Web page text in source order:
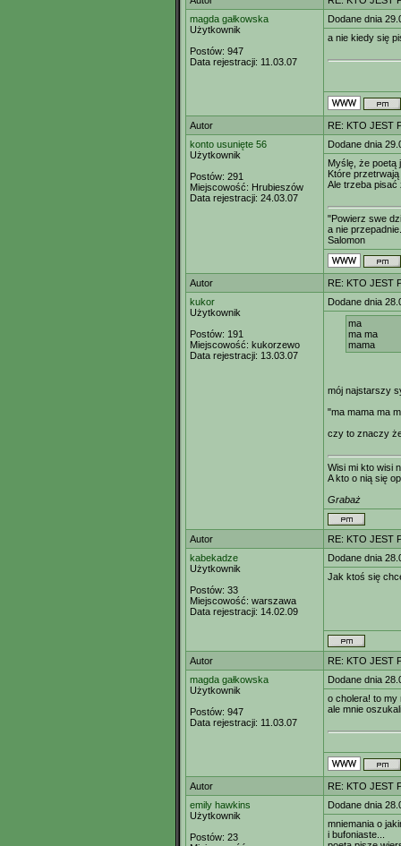
magda gałkowska
Użytkownik
Postów: 947
Data rejestracji: 11.03.07
Dodane dnia
a nie kiedy się
Autor
RE: KTO JEST
konto usunięte 56
Użytkownik
Postów: 291
Miejscowość: Hrubieszów
Data rejestracji: 24.03.07
Dodane dnia
Myślę, że poetą
Które
Ale trzeba pisać
"Powierz swe
a nie
Salomon
Autor
RE: KTO JEST
kukor
Użytkownik
Postów: 191
Miejscowość: kukorzewo
Data rejestracji: 13.03.07
Dodane dnia
ma
ma ma
mama
mój najstarszy
"ma mama ma
czy to znaczy
Wisi mi kto wisi
A kto o nią się
Grabaż
Autor
RE: KTO JEST
kabekadze
Użytkownik
Postów: 33
Miejscowość: warszawa
Data rejestracji: 14.02.09
Dodane dnia
Jak ktoś się
Autor
RE: KTO JEST
magda gałkowska
Użytkownik
Postów: 947
Data rejestracji: 11.03.07
Dodane dnia
o cholera! to my
ale mnie
Autor
RE: KTO JEST
emily hawkins
Użytkownik
Postów: 23
Dodane dnia
mniemania o
i bufoniaste...